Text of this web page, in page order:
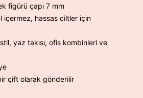
figürü çapı 7 mm
içermez, hassas ciltler için
yaz takısı, ofis kombinleri ve
çift olarak gönderilir